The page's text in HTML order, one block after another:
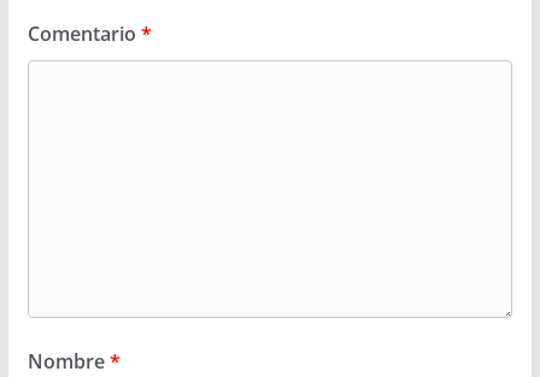
Comentario *
Nombre*